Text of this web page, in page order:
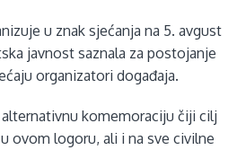
u znak sjećanja na 5. avgust
javnost saznala za postojanje
organizatori događaja.
komemoraciju čiji cilj
ovom logoru, ali i na sve civilne